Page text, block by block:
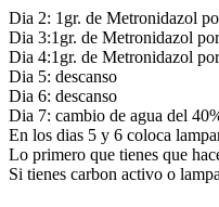
Dia 2: 1gr. de Metronidazol
Dia 3:1gr. de Metronidazol
Dia 4:1gr. de Metronidazol
Dia 5: descanso
Dia 6: descanso
Dia 7: cambio de agua del
En los dias 5 y 6 coloca
Lo primero que tienes que
Si tienes carbon activo o